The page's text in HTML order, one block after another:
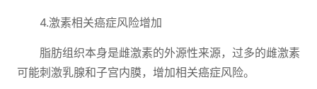
4.激素相关癌症风险增加
脂肪组织本身是雌激素的外源性来源，过多的雌激素
可能刺激乳腺和子宫内膜，增加相关癌症风险。